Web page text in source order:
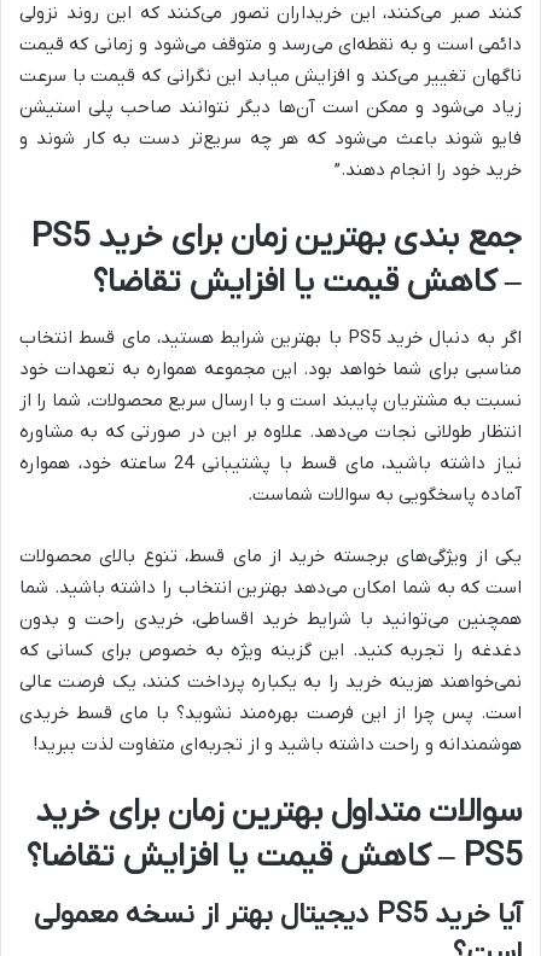
کنند صبر می‌کنند، این خریداران تصور می‌کنند که این روند نزولی
دائمی است و به نقطه‌ای می‌رسد و متوقف می‌شود و زمانی که قیمت
ناگهان تغییر می‌کند و افزایش میابد این نگرانی که قیمت با سرعت
زیاد می‌شود و ممکن است آن‌ها دیگر نتوانند صاحب پلی استیشن
فایو شوند باعث می‌شود که هر چه سریع‌تر دست به کار شوند و
خرید خود را انجام دهند.”
جمع بندی بهترین زمان برای خرید PS5
– کاهش قیمت یا افزایش تقاضا؟
اگر به دنبال خرید PS5 با بهترین شرایط هستید، مای قسط انتخاب
مناسبی برای شما خواهد بود. این مجموعه همواره به تعهدات خود
نسبت به مشتریان پایبند است و با ارسال سریع محصولات، شما را از
انتظار طولانی نجات می‌دهد. علاوه بر این در صورتی که به مشاوره
نیاز داشته باشید، مای قسط با پشتیبانی 24 ساعته خود، همواره
آماده پاسخگویی به سوالات شماست.
یکی از ویژگی‌های برجسته خرید از مای قسط، تنوع بالای محصولات
است که به شما امکان می‌دهد بهترین انتخاب را داشته باشید. شما
همچنین می‌توانید با شرایط خرید اقساطی، خریدی راحت و بدون
دغدغه را تجربه کنید. این گزینه ویژه به خصوص برای کسانی که
نمی‌خواهند هزینه خرید را به یکباره پرداخت کنند، یک فرصت عالی
است. پس چرا از این فرصت بهره‌مند نشوید؟ با مای قسط خریدی
هوشمندانه و راحت داشته باشید و از تجربه‌ای متفاوت لذت ببرید!
سوالات متداول بهترین زمان برای خرید
PS5 – کاهش قیمت یا افزایش تقاضا؟
آیا خرید
دیجیتال بهتر از نسخه معمولی